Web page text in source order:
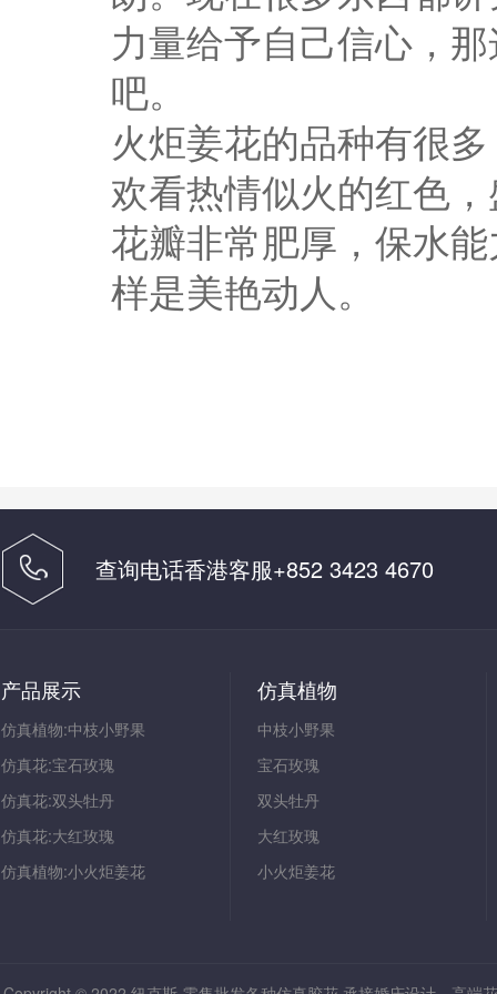
力量给予自己信心，
吧。
火炬姜花的品种有很
欢看热情似火的红色
花瓣非常肥厚，保水
样是美艳动人。
查询电话香港客服+852 3423 4670
中国客服 18165521105
产品展示
仿真植物:中枝小野果
仿真花:宝石玫瑰
仿真花:双头牡丹
仿真花:大红玫瑰
仿真植物:小火炬姜花
仿真植物
中枝小野果
宝石玫瑰
双头牡丹
大红玫瑰
小火炬姜花